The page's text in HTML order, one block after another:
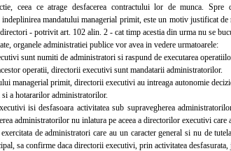
ceea ce atrage desfacerea contractului lor de munca.
indeplinirea mandatului managerial primit, este un motiv justificat
- potrivit art. 102 alin. 2 - cat timp acestia din urma nu se
organele administratiei publice vor avea in vedere urmatoarele:
sunt numiti de administratori si raspund de executarea
operatii, directorii executivi sunt mandatarii administratorilor.
managerial primit, directorii executivi au intreaga autonomie
a hotararilor administratorilor.
isi desfasoara activitatea sub supravegherea
administratorilor nu inlatura pe aceea a directorilor executivi care
de administratori care au un caracter general si nu de
sa confirme daca directorii executivi, prin activitatea desfasurata,